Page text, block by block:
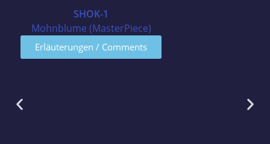
SHOK-1
Mohnblume (MasterPiece)
Erläuterungen / Comments